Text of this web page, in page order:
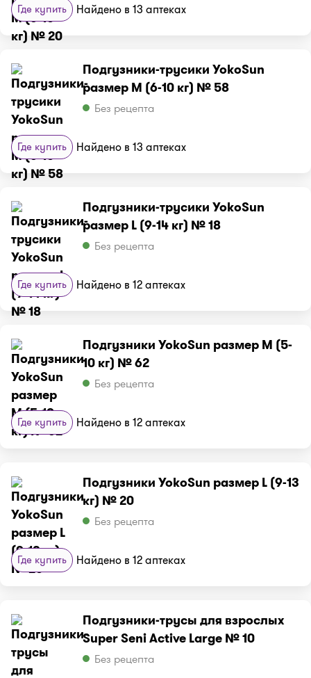
Где купить Найдено в 13 аптеках
Подгузники-трусики YokoSun
размер M (6-10 кг) № 58
Без рецепта
Где купить Найдено в 13 аптеках
Подгузники-трусики YokoSun
размер L (9-14 кг) № 18
Без рецепта
Где купить Найдено в 12 аптеках
Подгузники YokoSun размер М (5-
10 кг) № 62
Без рецепта
Где купить Найдено в 12 аптеках
Подгузники YokoSun размер L (9-13
кг) № 20
Без рецепта
Где купить Найдено в 12 аптеках
Подгузники-трусы для взрослых
Super Seni Active Large № 10
Без рецепта